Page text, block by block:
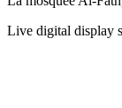
Live digital display